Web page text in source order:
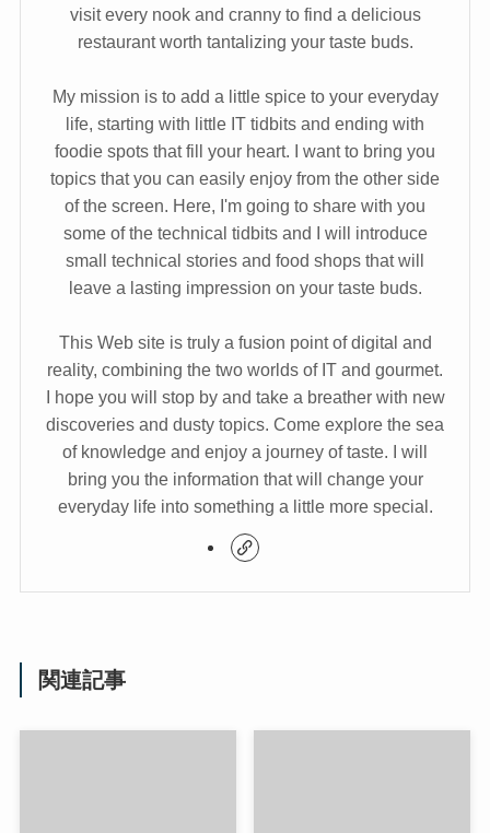
visit every nook and cranny to find a delicious
restaurant worth tantalizing your taste buds.
My mission is to add a little spice to your everyday
life, starting with little IT tidbits and ending with
foodie spots that fill your heart. I want to bring you
topics that you can easily enjoy from the other side
of the screen. Here, I'm going to share with you
some of the technical tidbits and I will introduce
small technical stories and food shops that will
leave a lasting impression on your taste buds.
This Web site is truly a fusion point of digital and
reality, combining the two worlds of IT and gourmet.
I hope you will stop by and take a breather with new
discoveries and dusty topics. Come explore the sea
of knowledge and enjoy a journey of taste. I will
bring you the information that will change your
everyday life into something a little more special.
関連記事